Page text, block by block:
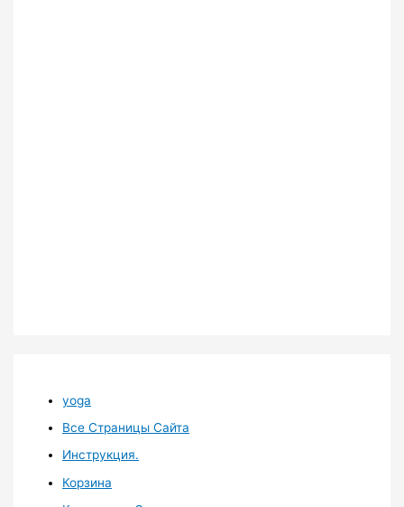
yoga
Все Страницы Сайта
Инструкция.
Корзина